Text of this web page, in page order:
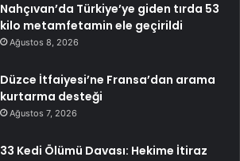
Nahçıvan’da Türkiye’ye giden tırda 53
kilo metamfetamin ele geçirildi
Ağustos 8, 2026
Düzce İtfaiyesi’ne Fransa’dan arama
kurtarma desteği
Ağustos 7, 2026
33 Kedi Ölümü Davası: Hekime İtiraz